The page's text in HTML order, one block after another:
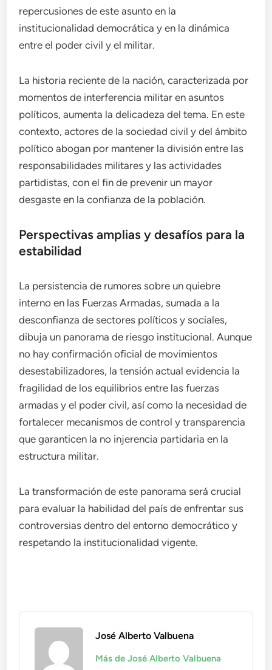
repercusiones de este asunto en la
institucionalidad democrática y en la dinámica
entre el poder civil y el militar.
La historia reciente de la nación, caracterizada por
momentos de interferencia militar en asuntos
políticos, aumenta la delicadeza del tema. En este
contexto, actores de la sociedad civil y del ámbito
político abogan por mantener la división entre las
responsabilidades militares y las actividades
partidistas, con el fin de prevenir un mayor
desgaste en la confianza de la población.
Perspectivas amplias y desafíos para la
estabilidad
La persistencia de rumores sobre un quiebre
interno en las Fuerzas Armadas, sumada a la
desconfianza de sectores políticos y sociales,
dibuja un panorama de riesgo institucional. Aunque
no hay confirmación oficial de movimientos
desestabilizadores, la tensión actual evidencia la
fragilidad de los equilibrios entre las fuerzas
armadas y el poder civil, así como la necesidad de
fortalecer mecanismos de control y transparencia
que garanticen la no injerencia partidaria en la
estructura militar.
La transformación de este panorama será crucial
para evaluar la habilidad del país de enfrentar sus
controversias dentro del entorno democrático y
respetando la institucionalidad vigente.
José Alberto Valbuena
Más de José Alberto Valbuena